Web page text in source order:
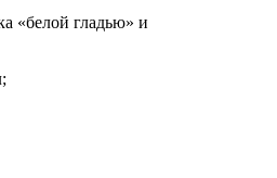
«белой гладью» и